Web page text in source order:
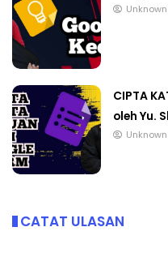
Unknown
CIPTA
oleh Yu.
Unknown
CATAT ULASAN